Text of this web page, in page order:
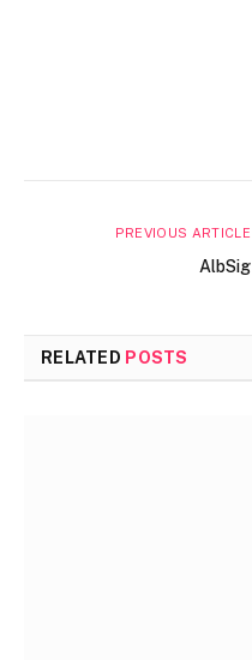
PREVIOUS ARTICLE
AlbSig
RELATED POSTS